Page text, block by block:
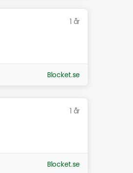
1 år
Blocket.se
1 år
Blocket.se